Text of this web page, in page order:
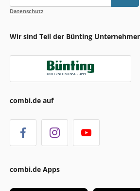
Datenschutz
Wir sind Teil der Bünting
combi.de auf
combi.de Apps